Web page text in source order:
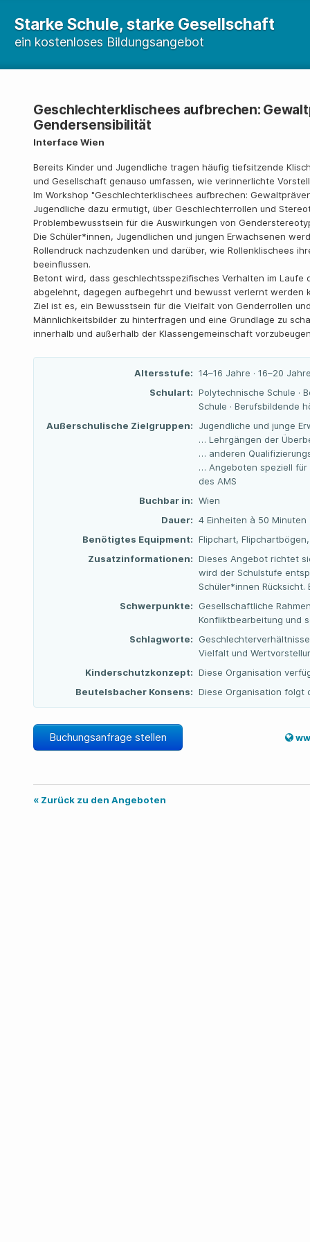
Starke Schule, starke Gesellschaft
ein kostenloses Bildungsangebot
Geschlechterklischees aufbrechen:
Gendersensibilität
Interface Wien
Bereits Kinder und Jugendliche tragen häufig tiefsitzende
und Gesellschaft genauso umfassen, wie verinnerlichte
Im Workshop "Geschlechterklischees aufbrechen:
Jugendliche dazu ermutigt, über Geschlechterrollen und
Problembewusstsein für die Auswirkungen von
Die Schüler*innen, Jugendlichen und jungen Erwachsenen
Rollendruck nachzudenken und darüber, wie Rollenklischees
beeinflussen.
Betont wird, dass geschlechtsspezifisches Verhalten im
abgelehnt, dagegen aufbegehrt und bewusst verlernt werden
Ziel ist es, ein Bewusstsein für die Vielfalt von Genderrollen
Männlichkeitsbilder zu hinterfragen und eine Grundlage zu
innerhalb und außerhalb der Klassengemeinschaft
Altersstufe: 14–16 Jahre · 16–20
Schulart: Polytechnische Schule ·
Schule · Berufsbildende
Außerschulische Zielgruppen:
Jugendliche und junge
… Lehrgängen der
… anderen
… Angeboten speziell für
des AMS
Buchbar in: Wien
Dauer: 4 Einheiten à 50 Minuten
Benötigtes Equipment: Flipchart,
Zusatzinformationen: Dieses Angebot richtet
wird der Schulstufe
Schüler*innen
Schwerpunkte:
Gesellschaftliche
Konfliktbearbeitung und
Schlagworte:
Vielfalt und
Kinderschutzkonzept: Diese Organisation
Beutelsbacher Konsens: Diese Organisation folgt
Buchungsanfrage stellen
« Zurück zu den Angeboten